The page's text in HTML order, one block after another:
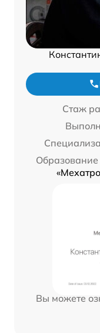
Стаж
Образование
Вы можете